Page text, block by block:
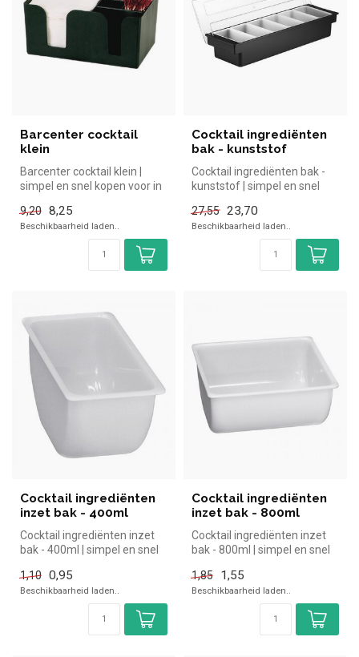
Barcenter cocktail
klein
Barcenter cocktail klein |
simpel en snel kopen voor in
9,20 8,25
Beschikbaarheid laden..
Cocktail ingrediënten
bak - kunststof
Cocktail ingrediënten bak -
kunststof | simpel en snel
27,55 23,70
Beschikbaarheid laden..
Cocktail ingrediënten
inzet bak - 400ml
Cocktail ingrediënten inzet
bak - 400ml | simpel en snel
1,10 0,95
Beschikbaarheid laden..
Cocktail ingrediënten
inzet bak - 800ml
Cocktail ingrediënten inzet
bak - 800ml | simpel en snel
1,85
1,55
Beschikbaarheid laden..